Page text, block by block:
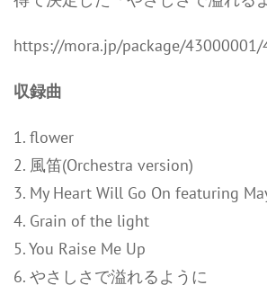
https://mora.jp/package/
収録曲
1. flower
2. 風笛(Orchestra version)
3. My Heart Will Go On featuring
4. Grain of the light
5. You Raise Me Up
6. やさしさで溢れるように